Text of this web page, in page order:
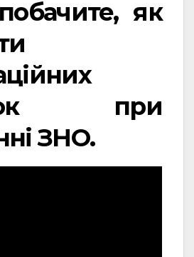
як
при
ЗНО.